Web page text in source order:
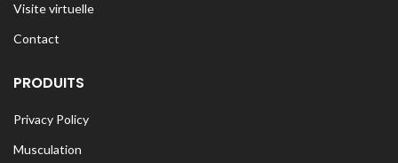
Visite virtuelle
Contact
PRODUITS
Privacy Policy
Musculation